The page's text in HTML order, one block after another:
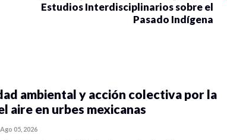
Estudios Interdisciplinarios sobre el
Pasado Indígena
ambiental y acción colectiva por la
aire en urbes mexicanas
Ago 05, 2026